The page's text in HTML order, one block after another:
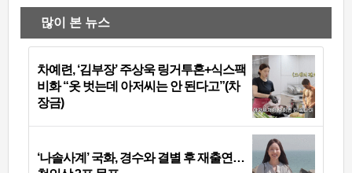
많이 본 뉴스
차예련, ‘김부장’ 주상욱 링거투혼+식스팩
비화 “옷 벗는데 아저씨는 안 된다고”(차
장금)
‘나솔사계’ 국화, 경수와 결별 후 재출연…